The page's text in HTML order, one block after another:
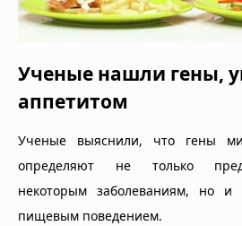
Ученые нашли гены,
аппетитом
Ученые выяснили, что гены
определяют не только
некоторым заболеваниям, но и
пищевым поведением.